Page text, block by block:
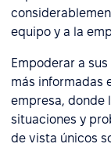
equipo y a la
Empoderar a
más informadas
empresa, donde
situaciones y
de vista únicos